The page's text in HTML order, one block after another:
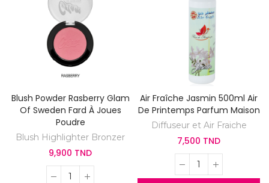
Blush Powder Rasberry Glam
Of Sweden Fard À Joues
Poudre
Blush Highlighter Bronzer
9,900 TND
Air Fraîche Jasmin 500ml Air
De Printemps Parfum Maison
Diffuseur et Air Fraiche
7,500 TND